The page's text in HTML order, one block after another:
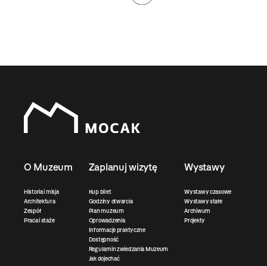
O Muzeum
Historia i misja
Architektura
Zespół
Praca i staże
Zaplanuj wizytę
Kup bilet
Godziny otwarcia
Plan muzeum
Oprowadzenia
Informacje praktyczne
Dostępność
Regulamin zwiedzania Muzeum
Jak dojechać
Wystawy
Wystawy czasowe
Wystawy stałe
Archiwum
Projekty